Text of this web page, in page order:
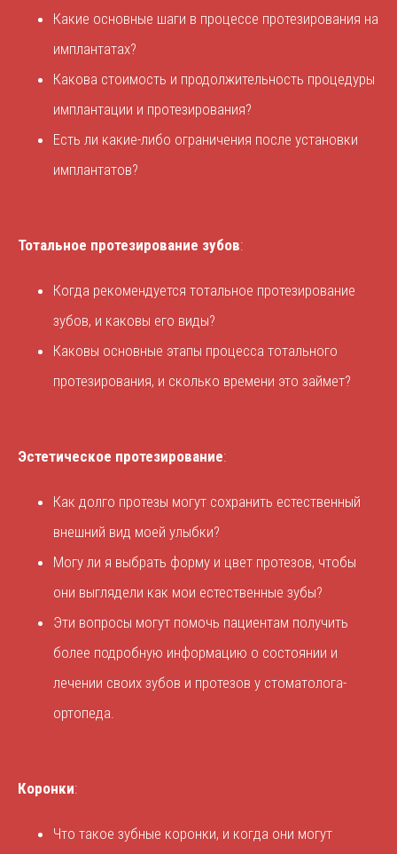
Какие основные шаги в процессе протезирования на
имплантатах?
Какова стоимость и продолжительность процедуры
имплантации и протезирования?
Есть ли какие-либо ограничения после установки
имплантатов?
Тотальное протезирование зубов:
Когда рекомендуется тотальное протезирование
зубов, и каковы его виды?
Каковы основные этапы процесса тотального
протезирования, и сколько времени это займет?
Эстетическое протезирование:
Как долго протезы могут сохранить естественный
внешний вид моей улыбки?
Могу ли я выбрать форму и цвет протезов, чтобы
они выглядели как мои естественные зубы?
Эти вопросы могут помочь пациентам получить
более подробную информацию о состоянии и
лечении своих зубов и протезов у стоматолога-
ортопеда.
Коронки:
Что такое зубные коронки, и когда они могут